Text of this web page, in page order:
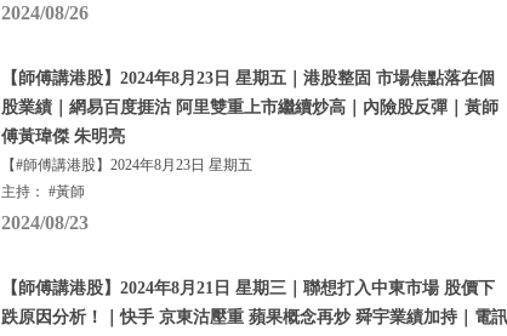
2024/08/26
【師傅講港股】2024年8月23日 星期五｜港股整固 市場焦點落在個
股業績｜網易百度捱沽 阿里雙重上市繼續炒高｜內險股反彈｜黃師
傅黃瑋傑 朱明亮
【#師傅講港股】2024年8月23日 星期五
主持： #黃師
2024/08/23
【師傅講港股】2024年8月21日 星期三｜聯想打入中東市場 股價下
跌原因分析！｜快手 京東沽壓重 蘋果概念再炒 舜宇業績加持｜電訊